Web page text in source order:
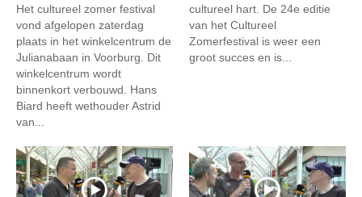
Het cultureel zomer festival
vond afgelopen zaterdag
plaats in het winkelcentrum de
Julianabaan in Voorburg. Dit
winkelcentrum wordt
binnenkort verbouwd. Hans
Biard heeft wethouder Astrid
van...
cultureel hart. De 24e editie
van het Cultureel
Zomerfestival is weer een
groot succes en is...